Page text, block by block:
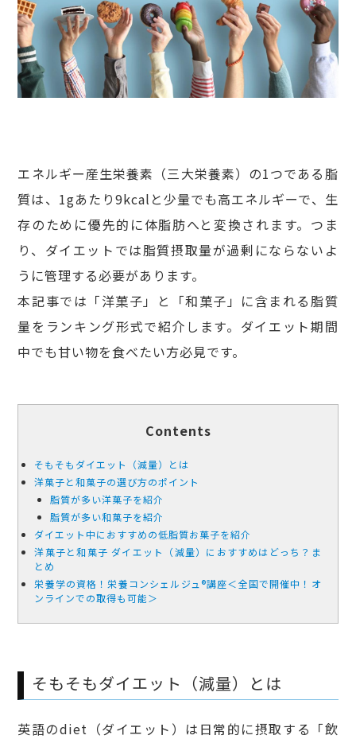
エネルギー産生栄養素（三大栄養素）の1つである脂
質は、1gあたり9kcalと少量でも高エネルギーで、生
存のために優先的に体脂肪へと変換されます。つま
り、ダイエットでは脂質摂取量が過剰にならないよ
うに管理する必要があります。
本記事では「洋菓子」と「和菓子」に含まれる脂質
量をランキング形式で紹介します。ダイエット期間
中でも甘い物を食べたい方必見です。
Contents
そもそもダイエット（減量）とは
洋菓子と和菓子の選び方のポイント
脂質が多い洋菓子を紹介
脂質が多い和菓子を紹介
ダイエット中におすすめの低脂質お菓子を紹介
洋菓子と和菓子 ダイエット（減量）におすすめはどっち？ま
とめ
栄養学の資格！栄養コンシェルジュ®講座＜全国で開催中！オ
ンラインでの取得も可能＞
そもそもダイエット（減量）とは
英語のdiet（ダイエット）は日常的に摂取する「飲